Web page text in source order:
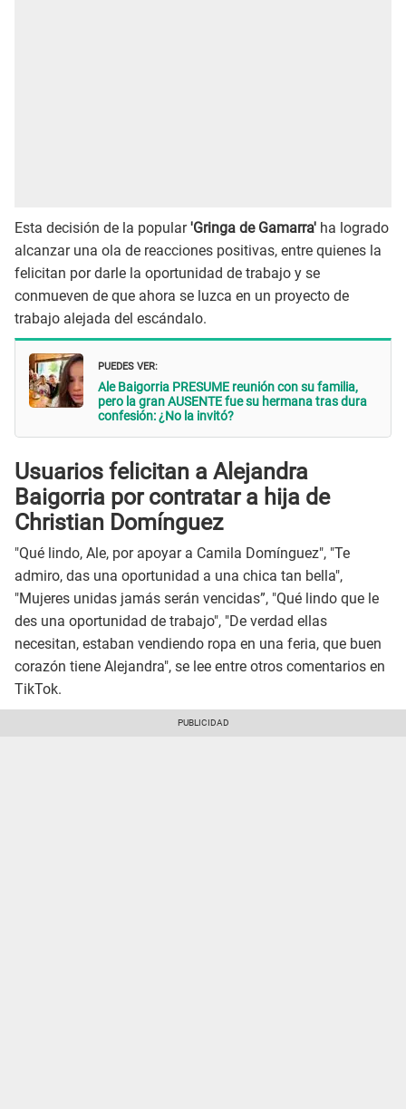
Esta decisión de la popular'Gringa de Gamarra' ha logrado
alcanzar una ola de reacciones positivas, entre quienes la
felicitan por darle la oportunidad de trabajo y se
conmueven de que ahora se luzca en un proyecto de
trabajo alejada del escándalo.
PUEDES VER:
Ale Baigorria PRESUME reunión con su familia,
pero la gran AUSENTE fue su hermana tras dura
confesión: ¿No la invitó?
Usuarios felicitan a Alejandra
Baigorria por contratar a hija de
Christian Domínguez
"Qué lindo, Ale, por apoyar a Camila Domínguez", "Te
admiro, das una oportunidad a una chica tan bella",
"Mujeres unidas jamás serán vencidas”, "Qué lindo que le
des una oportunidad de trabajo", "De verdad ellas
necesitan, estaban vendiendo ropa en una feria, que buen
corazón tiene Alejandra", se lee entre otros comentarios en
TikTok.